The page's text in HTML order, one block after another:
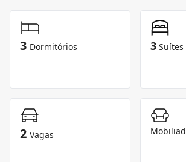
3 Dormitórios 3 Suítes
2 Vagas